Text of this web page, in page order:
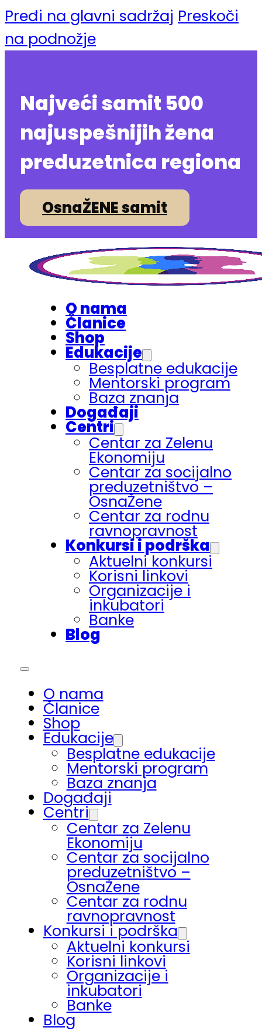
Pređi na glavni sadržaj Preskoči
na podnožje
Najveći samit 500
najuspešnijih žena
preduzetnica regiona
OsnaŽENE samit
O nama
Članice
Shop
Edukacije
Besplatne edukacije
Mentorski program
Baza znanja
Događaji
Centri
Centar za Zelenu
Ekonomiju
Centar za socijalno
preduzetništvo –
OsnaŽene
Centar za rodnu
ravnopravnost
Konkursi i podrška
Aktuelni konkursi
Korisni linkovi
Organizacije i
inkubatori
Banke
Blog
O nama
Članice
Shop
Edukacije
Besplatne edukacije
Mentorski program
Baza znanja
Događaji
Centri
Centar za Zelenu
Ekonomiju
Centar za socijalno
preduzetništvo –
OsnaŽene
Centar za rodnu
ravnopravnost
Konkursi i podrška
Aktuelni konkursi
Korisni linkovi
Organizacije i
inkubatori
Banke
Blog